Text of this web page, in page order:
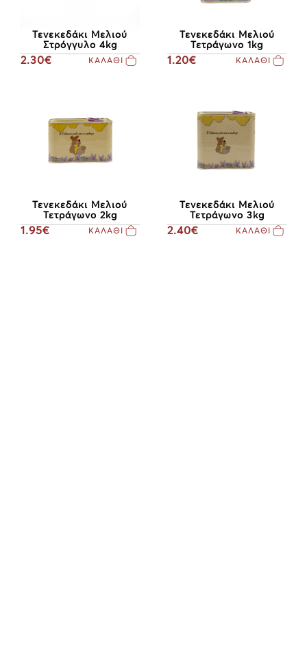
Τενεκεδάκι Μελιού
Στρόγγυλο 4kg
2.30€ ΚΑΛΑΘΙ
Τενεκεδάκι Μελιού
Τετράγωνο 1kg
1.20€ ΚΑΛΑΘΙ
Τενεκεδάκι Μελιού
Τετράγωνο 2kg
1.95€ ΚΑΛΑΘΙ
Τενεκεδάκι Μελιού
Τετράγωνο 3kg
2.40€ ΚΑΛΑΘΙ